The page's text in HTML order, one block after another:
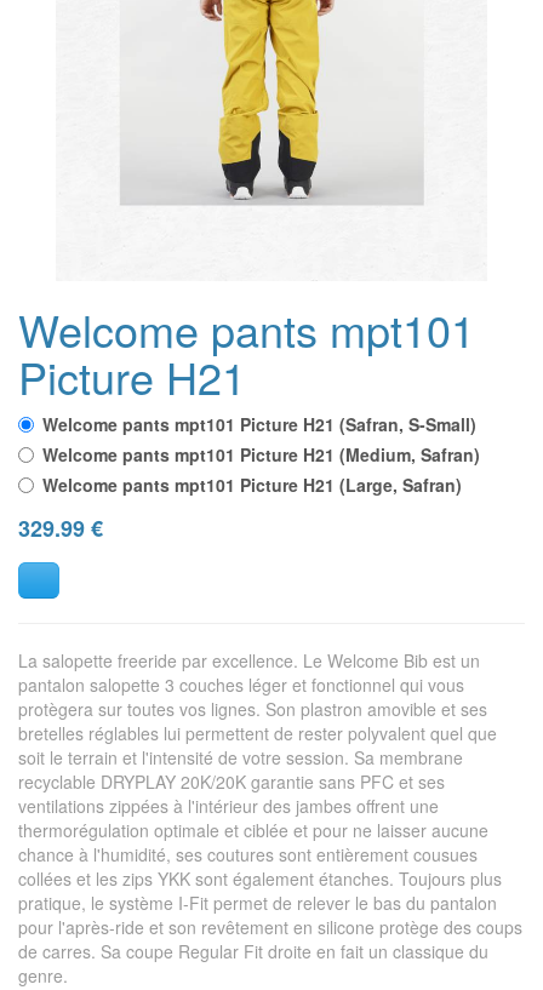
Welcome pants mpt101
Picture H21
Welcome pants mpt101 Picture H21 (Safran, S-Small)
Welcome pants mpt101 Picture H21 (Medium, Safran)
Welcome pants mpt101 Picture H21 (Large, Safran)
329.99€
La salopette freeride par excellence. Le Welcome Bib est un
pantalon salopette 3 couches léger et fonctionnel qui vous
protègera sur toutes vos lignes. Son plastron amovible et ses
bretelles réglables lui permettent de rester polyvalent quel que
soit le terrain et l'intensité de votre session. Sa membrane
recyclable DRYPLAY 20K/20K garantie sans PFC et ses
ventilations zippées à l'intérieur des jambes offrent une
thermorégulation optimale et ciblée et pour ne laisser aucune
chance à l'humidité, ses coutures sont entièrement cousues
collées et les zips YKK sont également étanches. Toujours plus
pratique, le système I-Fit permet de relever le bas du pantalon
pour l'après-ride et son revêtement en silicone protège des coups
de carres. Sa coupe Regular Fit droite en fait un classique du
genre.